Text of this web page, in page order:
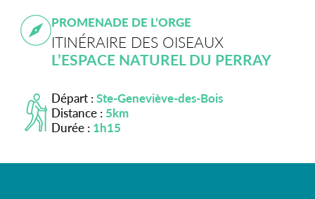
PROMENADE DE L’ORGE
ITINÉRAIRE DES OISEAUX
L’ESPACE NATUREL DU PERRAY
Départ :Ste-Geneviève-des-Bois
Distance : 5km
Durée : 1h15